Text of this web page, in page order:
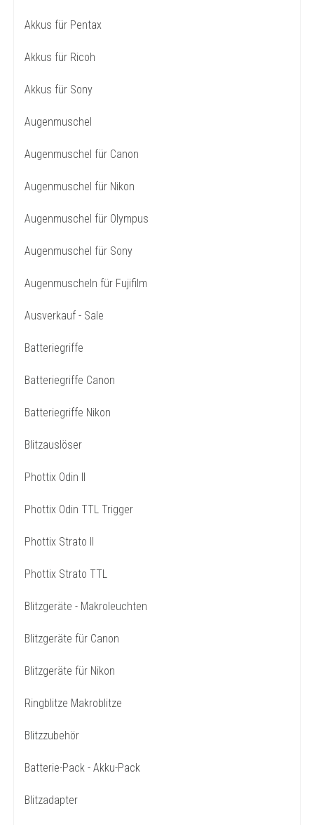
Akkus für Pentax
Akkus für Ricoh
Akkus für Sony
Augenmuschel
Augenmuschel für Canon
Augenmuschel für Nikon
Augenmuschel für Olympus
Augenmuschel für Sony
Augenmuscheln für Fujifilm
Ausverkauf - Sale
Batteriegriffe
Batteriegriffe Canon
Batteriegriffe Nikon
Blitzauslöser
Phottix Odin II
Phottix Odin TTL Trigger
Phottix Strato II
Phottix Strato TTL
Blitzgeräte - Makroleuchten
Blitzgeräte für Canon
Blitzgeräte für Nikon
Ringblitze Makroblitze
Blitzzubehör
Batterie-Pack - Akku-Pack
Blitzadapter